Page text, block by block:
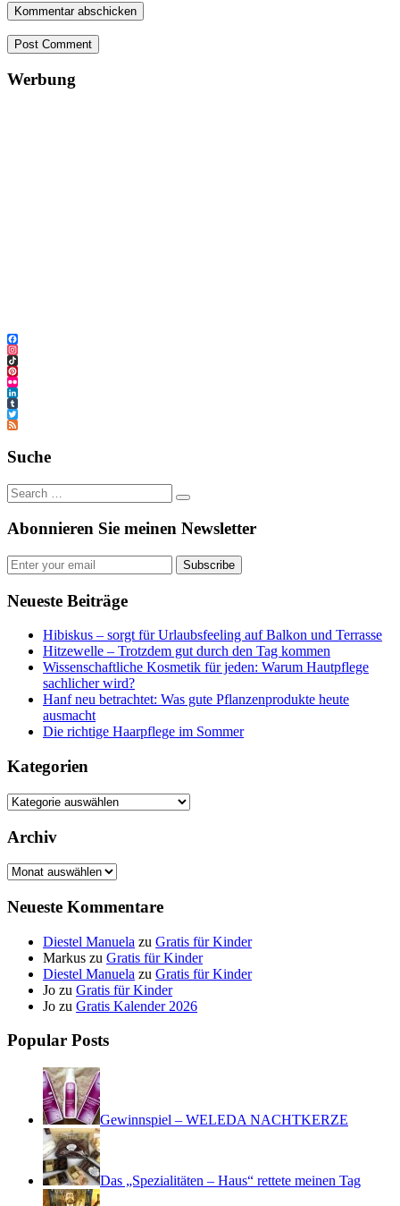
Post Comment
Werbung
Facebook
Instagram
TikTok
Pinterest
Flickr
LinkedIn
Tumblr
Twitter
Feed
Suche
Abonnieren Sie meinen Newsletter
Subscribe
Neueste Beiträge
Hibiskus – sorgt für Urlaubsfeeling auf Balkon und Terrasse
Hitzewelle – Trotzdem gut durch den Tag kommen
Wissenschaftliche Kosmetik für jeden: Warum Hautpflege
sachlicher wird?
Hanf neu betrachtet: Was gute Pflanzenprodukte heute
ausmacht
Die richtige Haarpflege im Sommer
Kategorien
Kategorien
Archiv
Archiv
Neueste Kommentare
Diestel Manuela zu Gratis für Kinder
Markus zu Gratis für Kinder
Diestel Manuela zu Gratis für Kinder
Jo zu Gratis für Kinder
Jo zu Gratis Kalender 2026
Popular Posts
Gewinnspiel – WELEDA NACHTKERZE
Das „Spezialitäten – Haus“ rettete meinen Tag